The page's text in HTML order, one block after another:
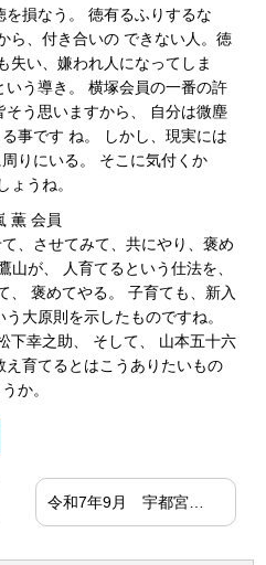
損なう。 徳有るふりするな
ら、付き合いの できない人。徳
失い、嫌われ人になってしま
いう導き。 横塚会員の一番の許
う思いますから、 自分は微塵
事です ね。 しかし、現実には
りにいる。 そこに気付くか
ょうね。
薫 会員
、させてみて、共にやり、褒め
が、 人育てるという仕法を、
、 褒めてやる。 子育ても、新入
大原則を示したものですね。
下幸之助、 そして、 山本五十六
育てるとはこうありたいもの
か。